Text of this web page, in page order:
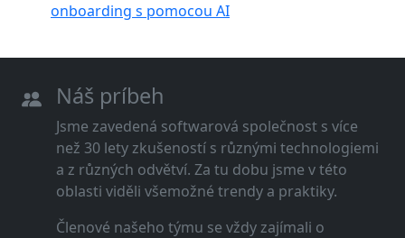
onboarding s pomocou AI
Náš príbeh
Jsme zavedená softwarová společnost s více
než 30 lety zkušeností s různými technologiemi
a z různých odvětví. Za tu dobu jsme v této
oblasti viděli všemožné trendy a praktiky.
Členové našeho týmu se vždy zajímali o